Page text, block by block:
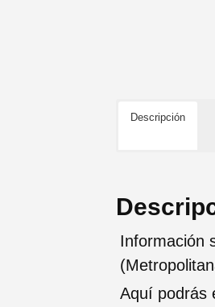
Descripción
Información
Aquí podrás